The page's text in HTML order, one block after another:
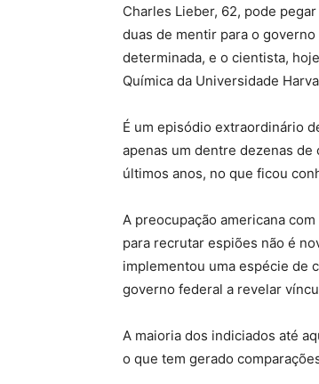
Charles Lieber, 62, pode
duas de mentir para o
determinada, e o cientista,
Química da Universidade
É um episódio extraordinário
apenas um dentre dezenas
últimos anos, no que ficou
A preocupação americana
para recrutar espiões não é
implementou uma espécie de
governo federal a revelar
A maioria dos indiciados até
o que tem gerado